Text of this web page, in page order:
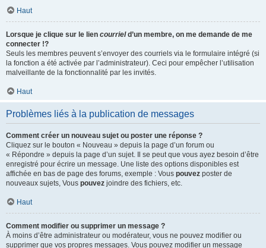
Haut
Lorsque je clique sur le lien courrield’un membre, on me demande de me
connecter !?
Seuls les membres peuvent s’envoyer des courriels via le formulaire intégré (si
la fonction a été activée par l’administrateur). Ceci pour empêcher l’utilisation
malveillante de la fonctionnalité par les invités.
Haut
Problèmes liés à la publication de messages
Comment créer un nouveau sujet ou poster une réponse ?
Cliquez sur le bouton « Nouveau » depuis la page d’un forum ou
« Répondre » depuis la page d’un sujet. Il se peut que vous ayez besoin d’être
enregistré pour écrire un message. Une liste des options disponibles est
affichée en bas de page des forums, exemple : Vous pouvez poster de
nouveaux sujets, Vous pouvez joindre des fichiers, etc.
Haut
Comment modifier ou supprimer un message ?
À moins d’être administrateur ou modérateur, vous ne pouvez modifier ou
supprimer que vos propres messages. Vous pouvez modifier un message